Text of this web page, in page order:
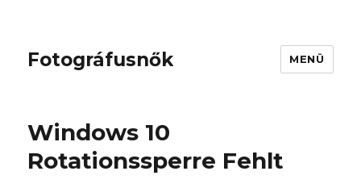
Fotográfusnők MENÜ
Windows 10
Rotationssperre Fehlt